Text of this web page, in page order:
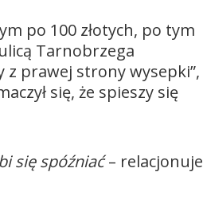
po 100 złotych, po tym
Tarnobrzega
z prawej strony wysepki”,
się, że spieszy się
się spóźniać– relacjonuje